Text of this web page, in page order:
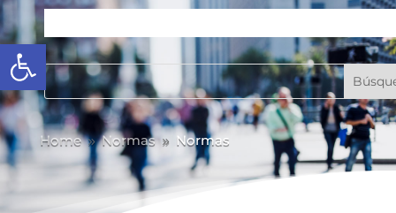
Abrir barra de herramientas
Home 9 Normas 9 Normas